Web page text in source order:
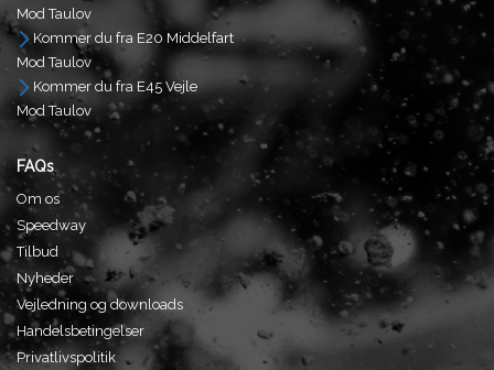
Mod Taulov
Kommer du fra E20 Middelfart
Mod Taulov
Kommer du fra E45 Vejle
Mod Taulov
FAQs
Om os
Speedway
Tilbud
Nyheder
Vejledning og downloads
Handelsbetingelser
Privatlivspolitik